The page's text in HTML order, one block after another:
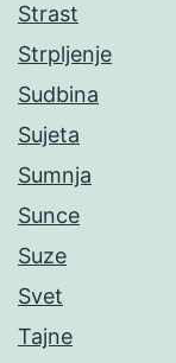
Strast
Strpljenje
Sudbina
Sujeta
Sumnja
Sunce
Suze
Svet
Tajne